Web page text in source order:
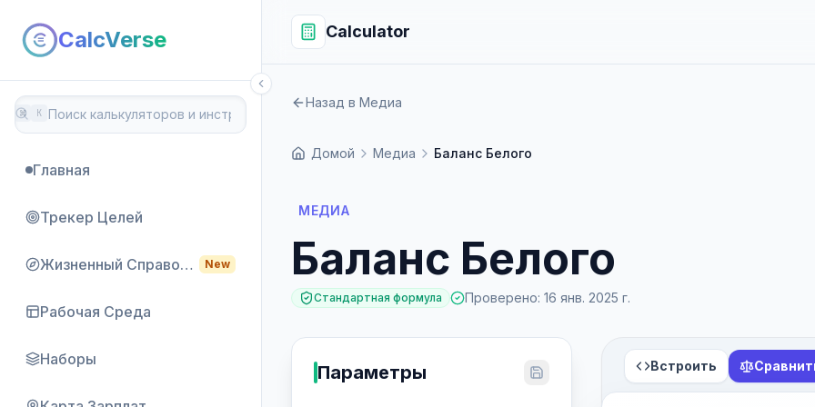
CalcVerse
⌘ K
Главная
Трекер Целей
Жизненный Справочник New
Рабочая Среда
Наборы
Calculator
Назад в Медиа
Домой Медиа Баланс Белого
МЕДИА
Баланс Белого
Стандартная формула Проверено: 16 янв. 2025 г.
Параметры Встроить